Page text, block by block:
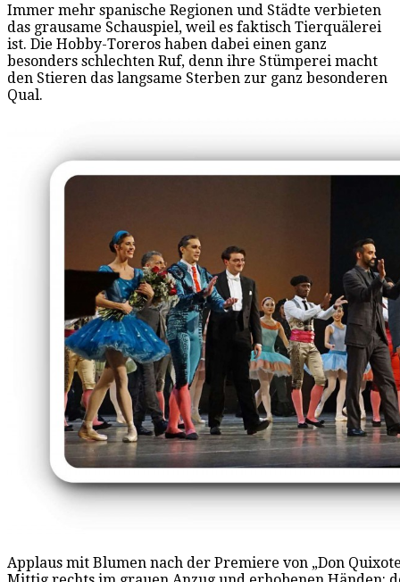
Immer mehr spanische Regionen und Städte verbieten
das grausame Schauspiel, weil es faktisch Tierquälerei
ist. Die Hobby-Toreros haben dabei einen ganz
besonders schlechten Ruf, denn ihre Stümperei macht
den Stieren das langsame Sterben zur ganz besonderen
Qual.
Applaus mit Blumen nach der Premiere von „Don